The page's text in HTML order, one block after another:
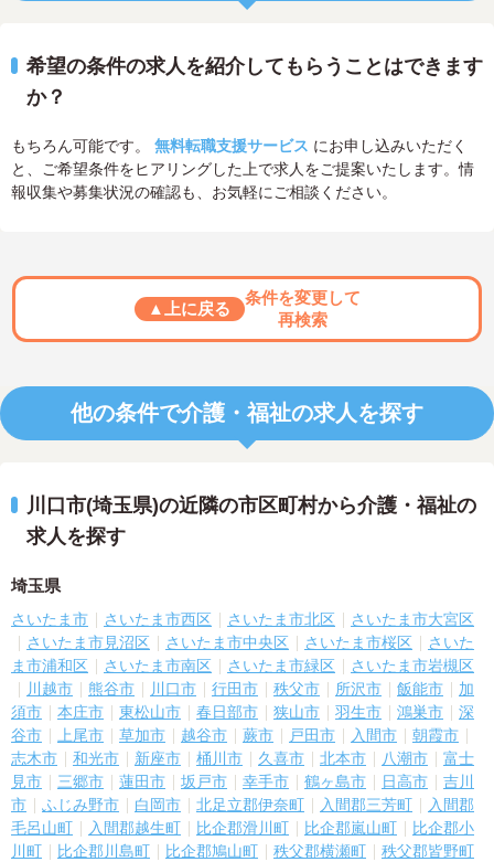
希望の条件の求人を紹介してもらうことはできます
か？
もちろん可能です。 無料転職支援サービス にお申し込みいただく
と、ご希望条件をヒアリングした上で求人をご提案いたします。情
報収集や募集状況の確認も、お気軽にご相談ください。
▲上に戻る
条件を変更して
再検索
他の条件で介護・福祉の求人を探す
川口市(埼玉県)の近隣の市区町村から介護・福祉の
求人を探す
埼玉県
さいたま市 さいたま市西区 さいたま市北区
さいたま市大宮区
さいたま市見沼区
さいたま市中央区 さいたま市桜区
さいた
ま市浦和区
さいたま市南区 さいたま市緑区
さいたま市岩槻区
川越市
熊谷市 川口市 行田市 秩父市 所沢市 飯能市
加
須市
本庄市 東松山市 春日部市 狭山市 羽生市 鴻巣市
深
谷市
上尾市 草加市 越谷市 蕨市 戸田市 入間市
朝霞市
志木市
和光市 新座市 桶川市 久喜市 北本市 八潮市
富士
見市
三郷市 蓮田市 坂戸市 幸手市 鶴ヶ島市 日高市
吉川
市
ふじみ野市 白岡市 北足立郡伊奈町 入間郡三芳町
入間郡
毛呂山町
入間郡越生町 比企郡滑川町 比企郡嵐山町
比企郡小
川町
比企郡川島町 比企郡鳩山町 秩父郡横瀬町
秩父郡皆野町